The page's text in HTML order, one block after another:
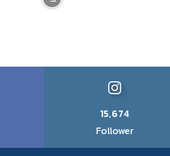
15,674
Follower